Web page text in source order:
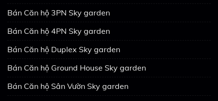
Bán Căn hộ 3PN Sky garden
Bán Căn hộ 4PN Sky garden
Bán Căn hộ Duplex Sky garden
Bán Căn hộ Ground House Sky garden
Bán Căn hộ Sân Vườn Sky garden